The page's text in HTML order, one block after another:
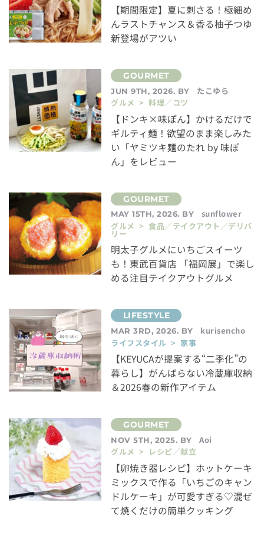
【期間限定】夏に刺さる！極細め
んラストチャンス＆香る柚子つゆ
新登場がアツい
JUN 9TH, 2026. BY
たこゆら
グルメ > 料理／コツ
【ドンキ×味ぽん】かけるだけで
ギルティ麺！欲望のまま楽しみた
い「ヤミツキ麺のたれ by 味ぽ
ん」をレビュー
MAY 15TH, 2026. BY
sunflower
グルメ > 食品／テイクアウト／デリバ
リー
明太子グルメにいちごスイーツ
も！東武百貨店 「福岡展」で楽し
める注目テイクアウトグルメ
MAR 3RD, 2026. BY
kurisencho
ライフスタイル > 家事
【KEYUCAが提案する“二季化”の
暮らし】がんばらない冷蔵庫収納
＆2026春の新作アイテム
NOV 5TH, 2025. BY
Aoi
グルメ > レシピ／献立
【卵焼き器レシピ】ホットケーキ
ミックスで作る「いちごのキャン
ドルケーキ」が可愛すぎる♡混ぜ
て焼くだけの簡単クッキング